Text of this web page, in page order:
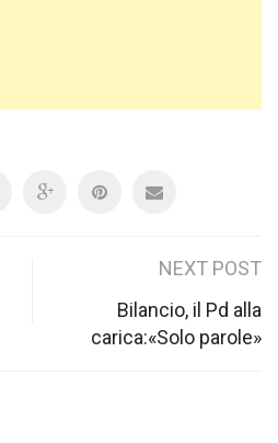
NEXT POST
Bilancio, il Pd alla
carica:«Solo parole»